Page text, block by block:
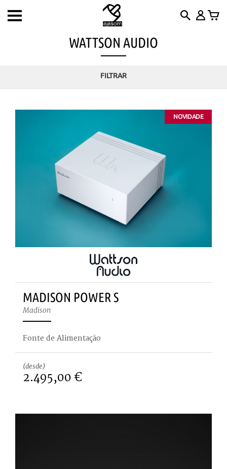
Toggle
WATTSON AUDIO
FILTRAR
NOVIDADE
MADISON POWER S
Madison
Fonte de Alimentação
(desde)
2.495,00 €